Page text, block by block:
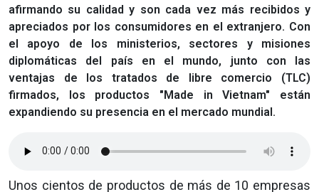
afirmando su calidad y son cada vez más recibidos y
apreciados por los consumidores en el extranjero. Con
el apoyo de los ministerios, sectores y misiones
diplomáticas del país en el mundo, junto con las
ventajas de los tratados de libre comercio (TLC)
firmados, los productos "Made in Vietnam" están
expandiendo su presencia en el mercado mundial.
Unos cientos de productos de más de 10 empresas